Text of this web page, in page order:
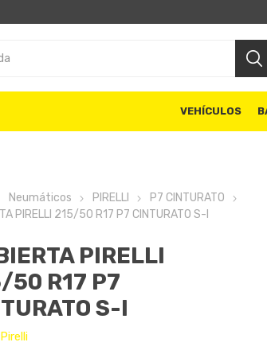
VEHÍCULOS
Neumáticos PIRELLI
P7 CINTURATO
PIRELLI 215/50 R17 P7 CINTURATO S-I
PIRELLI
50 R17 P7
S-I
Pirelli